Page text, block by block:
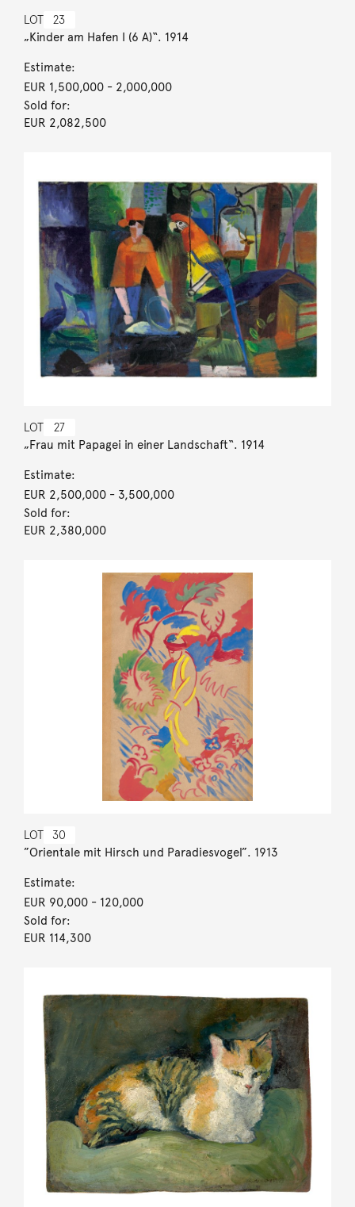
LOT 23
„Kinder am Hafen I (6 A)“. 1914
Estimate:
EUR 1,500,000- 2,000,000
Sold for:
EUR 2,082,500
LOT 27
„Frau mit Papagei in einer Landschaft“. 1914
Estimate:
EUR 2,500,000- 3,500,000
Sold for:
EUR 2,380,000
LOT 30
”Orientale mit Hirsch und Paradiesvogel”. 1913
Estimate:
EUR 90,000- 120,000
Sold for:
EUR 114,300